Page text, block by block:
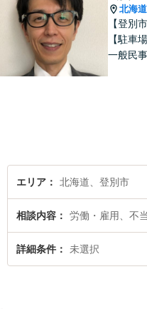
北海道
【登別
【駐車
一般民
エリア 北海道、登別市
相談内容 労働・雇用、不
詳細条件 未選択